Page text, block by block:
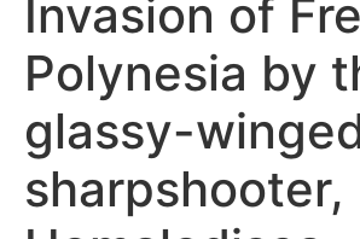
Invasion of
Polynesia by
glassy-
sharpshooter,